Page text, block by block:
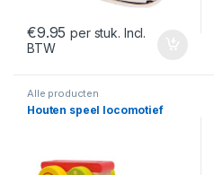
€9.95 per stuk. Incl.
BTW
Alle producten
Houten speel locomotief